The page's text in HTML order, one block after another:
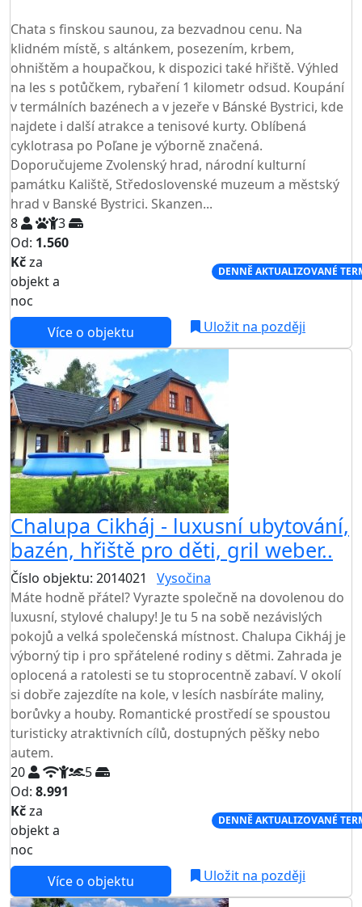
Chata s finskou saunou, za bezvadnou cenu. Na
klidném místě, s altánkem, posezením, krbem,
ohništěm a houpačkou, k dispozici také hřiště. Výhled
na les s potůčkem, rybaření 1 kilometr odsud. Koupání
v termálních bazénech a v jezeře v Bánské Bystrici, kde
najdete i další atrakce a tenisové kurty. Oblíbená
cyklotrasa po Poľane je výborně značená.
Doporučujeme Zvolenský hrad, národní kulturní
památku Kaliště, Středoslovenské muzeum a městský
hrad v Banské Bystrici. Skanzen...
8
3
Od: 1.560
Kčza
objekt a
noc
DENNĚ AKTUALIZOVANÉ
Více o objektu Uložit na později
Chalupa Cikháj - luxusní ubytování,
bazén, hřiště pro děti, gril weber..
Číslo objektu: 2014021
Vysočina
Máte hodně přátel? Vyrazte společně na dovolenou do
luxusní, stylové chalupy! Je tu 5 na sobě nezávislých
pokojů a velká společenská místnost. Chalupa Cikháj je
výborný tip i pro spřátelené rodiny s dětmi. Zahrada je
oplocená a ratolesti se tu stoprocentně zabaví. V okolí
si dobře zajezdíte na kole, v lesích nasbíráte maliny,
borůvky a houby. Romantické prostředí se spoustou
turisticky atraktivních cílů, dostupných pěšky nebo
autem.
20
5
Od: 8.991
Kčza
objekt a
noc
DENNĚ AKTUALIZOVANÉ
Více o objektu Uložit na později